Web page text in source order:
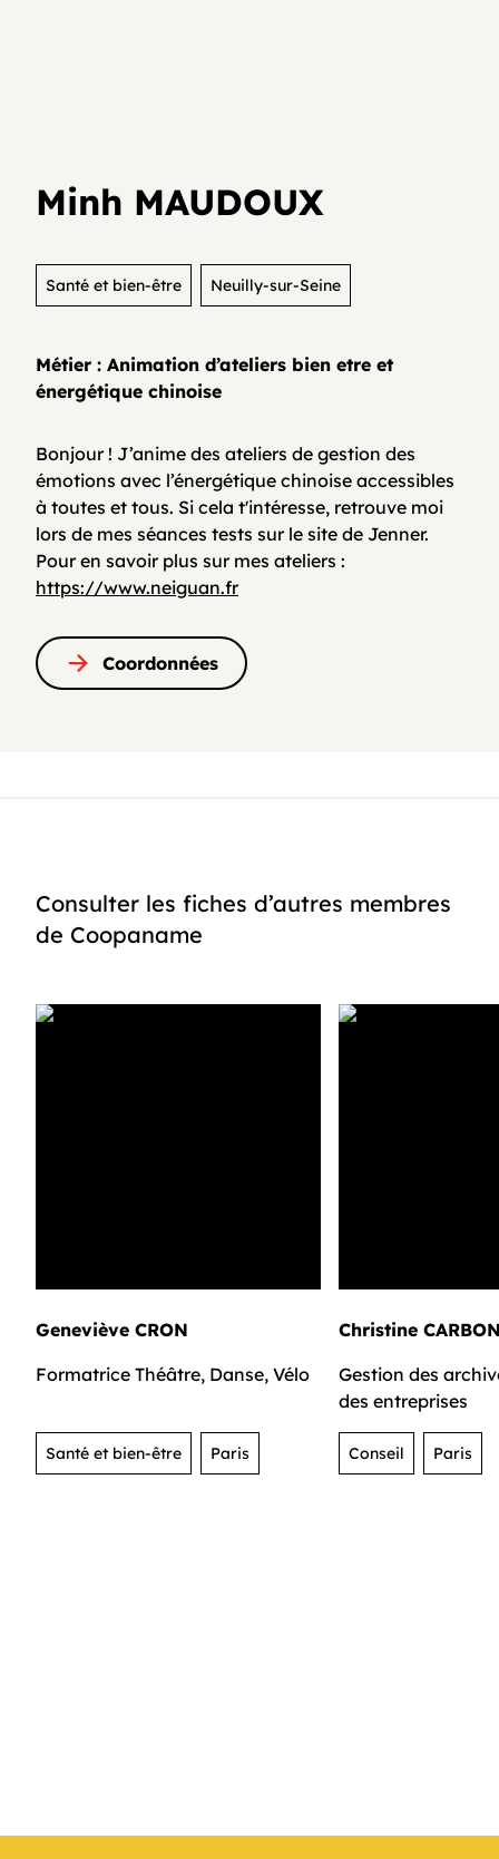
Coopératifs!
Organisme de formation
Contactez-nous
FAQ
Minh MAUDOUX
Santé et bien-être Neuilly-sur-Seine
Métier : Animation d’ateliers bien etre et
énergétique chinoise
Bonjour ! J’anime des ateliers de gestion des
émotions avec l’énergétique chinoise accessibles
à toutes et tous. Si cela t'intéresse, retrouve moi
lors de mes séances tests sur le site de Jenner.
Pour en savoir plus sur mes ateliers :
https://www.neiguan.fr
Coordonnées
Consulter les fiches d’autres membres
de Coopaname
Geneviève CRON
Formatrice Théâtre, Danse, Vélo
Santé et bien-être Paris
Christine
Gestion des
des entreprises
Conseil Paris